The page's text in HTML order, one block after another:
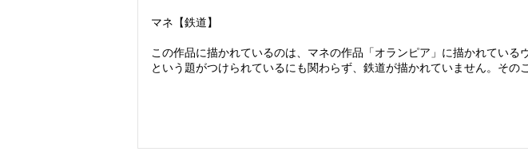
マネ【鉄道】
この作品に描かれているのは、マネの作品「オランピア」に描かれてい
という題がつけられているにも関わらず、鉄道が描かれていません。その